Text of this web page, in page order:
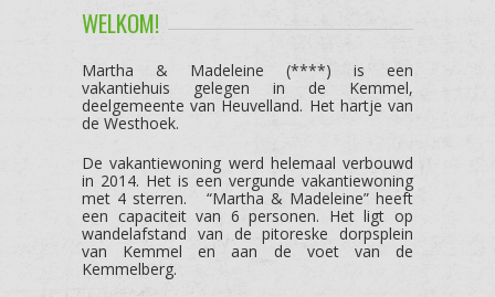
WELKOM!
Martha & Madeleine (****) is een
vakantiehuis gelegen in de Kemmel,
deelgemeente van Heuvelland. Het hartje van
de Westhoek.
De vakantiewoning werd helemaal verbouwd
in 2014. Het is een vergunde vakantiewoning
met 4 sterren. “Martha & Madeleine” heeft
een capaciteit van 6 personen. Het ligt op
wandelafstand van de pitoreske dorpsplein
van Kemmel en aan de voet van de
Kemmelberg.